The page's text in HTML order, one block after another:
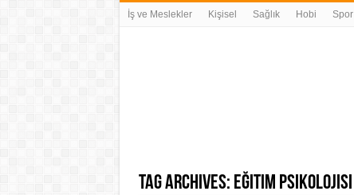
İş ve Meslekler Kişisel Sağlık Hobi Spor
Tag Archives: eğitim psikolojisi